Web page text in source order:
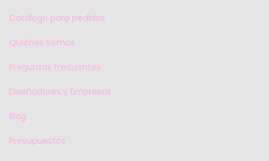
Catálogo para pedidos
Quiénes Somos
Preguntas frecuentes
Diseñadores y Empresas
Blog
Presupuestos